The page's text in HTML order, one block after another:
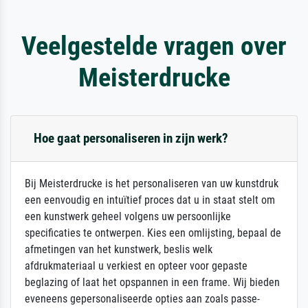
Veelgestelde vragen over
Meisterdrucke
Hoe gaat personaliseren in zijn werk?
Bij Meisterdrucke is het personaliseren van uw kunstdruk
een eenvoudig en intuïtief proces dat u in staat stelt om
een kunstwerk geheel volgens uw persoonlijke
specificaties te ontwerpen. Kies een omlijsting, bepaal de
afmetingen van het kunstwerk, beslis welk
afdrukmateriaal u verkiest en opteer voor gepaste
beglazing of laat het opspannen in een frame. Wij bieden
eveneens gepersonaliseerde opties aan zoals passe-